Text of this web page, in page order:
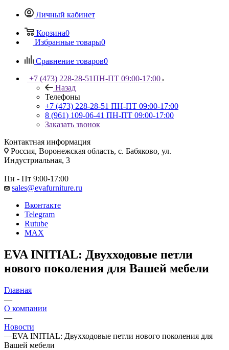
Личный кабинет
Корзина0
Избранные товары0
Сравнение товаров0
+7 (473) 228-28-51ПН-ПТ 09:00-17:00
Назад
Телефоны
+7 (473) 228-28-51 ПН-ПТ 09:00-17:00
8 (961) 109-06-41 ПН-ПТ 09:00-17:00
Заказать звонок
Контактная информация
Россия, Воронежская область, с. Бабяково, ул.
Индустриальная, 3
Пн - Пт 9:00-17:00
sales@evafurniture.ru
Вконтакте
Telegram
Rutube
MAX
EVA INITIAL: Двухходовые петли
нового поколения для Вашей мебели
Главная
—
О компании
—
Новости
—EVA INITIAL: Двухходовые петли нового поколения для
Вашей мебели